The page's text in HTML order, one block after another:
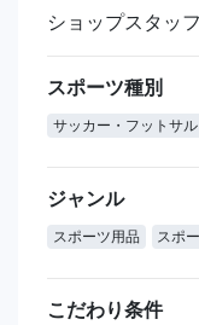
ショップスタッ
スポーツ種別
サッカー・フットサ
ジャンル
スポーツ用品 スポ
こだわり条件